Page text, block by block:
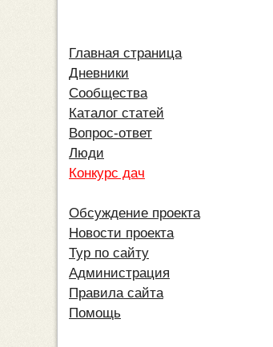
Главная страница
Дневники
Сообщества
Каталог статей
Вопрос-ответ
Люди
Конкурс дач
Обсуждение проекта
Новости проекта
Тур по сайту
Администрация
Правила сайта
Помощь